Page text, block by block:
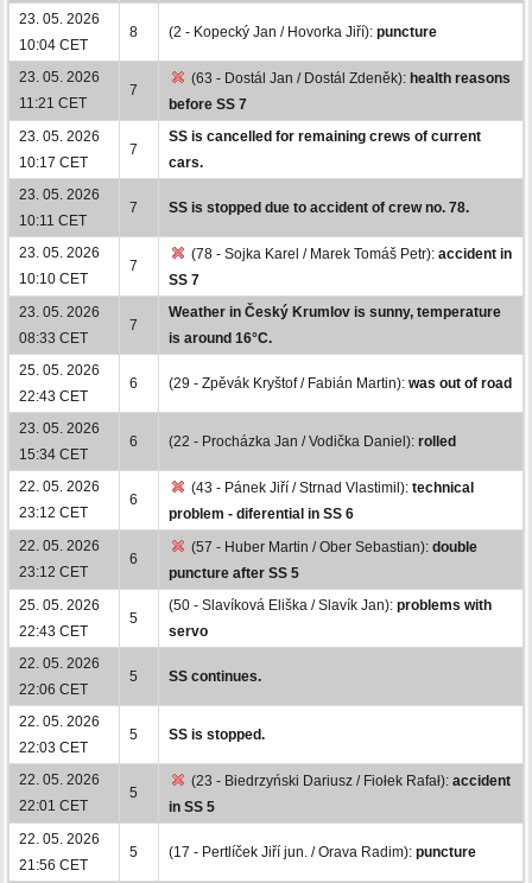
23. 05. 2026
10:04 CET
8 (2 - Kopecký Jan / Hovorka Jiří): puncture
23. 05. 2026
11:21 CET
7
(63 - Dostál Jan / Dostál Zdeněk): health reasons
before SS 7
23. 05. 2026
10:17 CET
7
SS is cancelled for remaining crews of current
cars.
23. 05. 2026
10:11 CET
7 SS is stopped due to accident of crew no. 78.
23. 05. 2026
10:10 CET
7
(78 - Sojka Karel / Marek Tomáš Petr): accident in
SS 7
23. 05. 2026
08:33 CET
7
Weather in Český Krumlov is sunny, temperature
is around 16°C.
25. 05. 2026
22:43 CET
6 (29 - Zpěvák Kryštof / Fabián Martin): was out of road
23. 05. 2026
15:34 CET
6 (22 - Procházka Jan / Vodička Daniel): rolled
22. 05. 2026
23:12 CET
6
(43 - Pánek Jiří / Strnad Vlastimil): technical
problem - diferential in SS 6
22. 05. 2026
23:12 CET
6
(57 - Huber Martin / Ober Sebastian): double
puncture after SS 5
25. 05. 2026
22:43 CET
5
(50 - Slavíková Eliška / Slavík Jan): problems with
servo
22. 05. 2026
22:06 CET
5 SS continues.
22. 05. 2026
22:03 CET
5 SS is stopped.
22. 05. 2026
22:01 CET
5
(23 - Biedrzyński Dariusz / Fiołek Rafał): accident
in SS 5
22. 05. 2026
21:56 CET
5 (17 - Pertlíček Jiří jun. / Orava Radim): puncture